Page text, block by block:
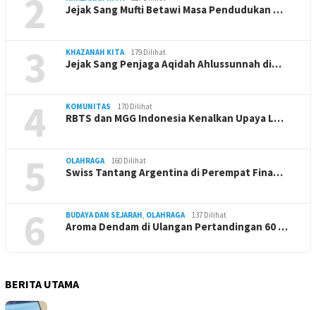
2 Jejak Sang Mufti Betawi Masa Pendudukan …
3 KHAZANAH KITA 179 Dilihat
Jejak Sang Penjaga Aqidah Ahlussunnah di…
4 KOMUNITAS 170 Dilihat
RBTS dan MGG Indonesia Kenalkan Upaya L…
5 OLAHRAGA 160 Dilihat
Swiss Tantang Argentina di Perempat Fina…
6 BUDAYA DAN SEJARAH, OLAHRAGA 137 Dilihat
Aroma Dendam di Ulangan Pertandingan 60 …
BERITA UTAMA